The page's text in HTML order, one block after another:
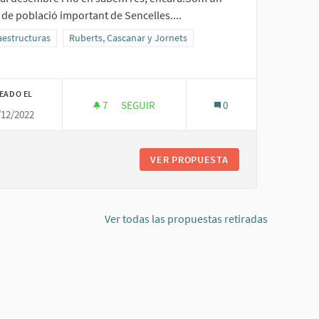
població important de Sencelles....
al filtrar por la categoría: Infraestructuras
Resultados al filtrar por el ámbito: Ruberts, Cascanar y
Ruberts, Cascanar y Jornets
EL
2022
7 7 SEGUIDORAS
SEGUIR 0
VER PROPUESTA
Ver todas las propuestas retiradas